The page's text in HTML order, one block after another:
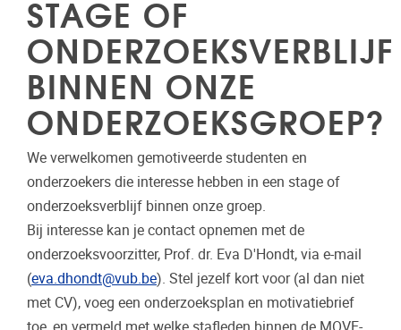
STAGE OF
ONDERZOEKSVERBLIJF
BINNEN ONZE
ONDERZOEKSGROEP?
We verwelkomen gemotiveerde studenten en
onderzoekers die interesse hebben in een stage of
onderzoeksverblijf binnen onze groep.
Bij interesse kan je contact opnemen met de
onderzoeksvoorzitter, Prof. dr. Eva D'Hondt, via e-mail
(eva.dhondt@vub.be). Stel jezelf kort voor (al dan niet
met CV), voeg een onderzoeksplan en motivatiebrief